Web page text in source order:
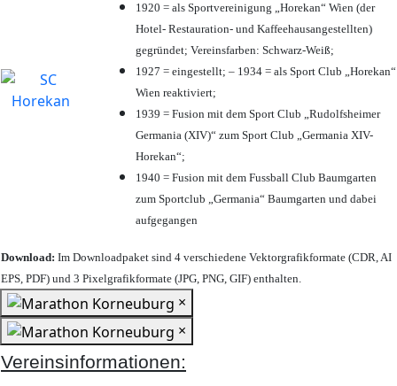
1920 = als Sportvereinigung „Horekan“ Wien (der
Hotel- Restauration- und Kaffeehausangestellten)
gegründet; Vereinsfarben: Schwarz-Weiß;
1927 = eingestellt; – 1934 = als Sport Club „Horekan“
Wien reaktiviert;
1939 = Fusion mit dem Sport Club „Rudolfsheimer
Germania (XIV)“ zum Sport Club „Germania XIV-
Horekan“;
1940 = Fusion mit dem Fussball Club Baumgarten
zum Sportclub „Germania“ Baumgarten und dabei
aufgegangen
Download: Im Downloadpaket sind 4 verschiedene Vektorgrafikformate (CDR, AI
EPS, PDF) und 3 Pixelgrafikformate (JPG, PNG, GIF) enthalten.
×
×
Vereinsinformationen: